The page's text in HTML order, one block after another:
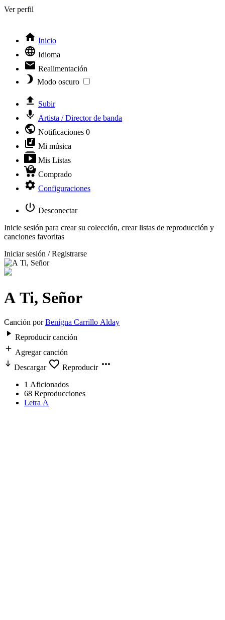
Ver perfil
Inicio
Idioma
Realimentación
Modo oscuro
Subir
Artista / Director de banda
Notificaciones 0
Mi música
Mis Listas
Comprado
Configuraciones
Desconectar
Inicie sesión para crear su colección, crear listas de reproducción y
canciones favoritas
Iniciar sesión / Registrarse
A Ti, Señor
Canción porBenigna Carrillo Alday
Reproducir canción
Agregar canción
Descargar
Reproducir
1 Aficionados
68 Reproducciones
Letra A